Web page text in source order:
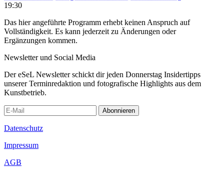
19:30
Das hier angeführte Programm erhebt keinen Anspruch auf
Vollständigkeit. Es kann jederzeit zu Änderungen oder
Ergänzungen kommen.
Newsletter und Social Media
Der eSeL Newsletter schickt dir jeden Donnerstag Insidertipps
unserer Terminredaktion und fotografische Highlights aus dem
Kunstbetrieb.
Abonnieren
Datenschutz
Impressum
AGB